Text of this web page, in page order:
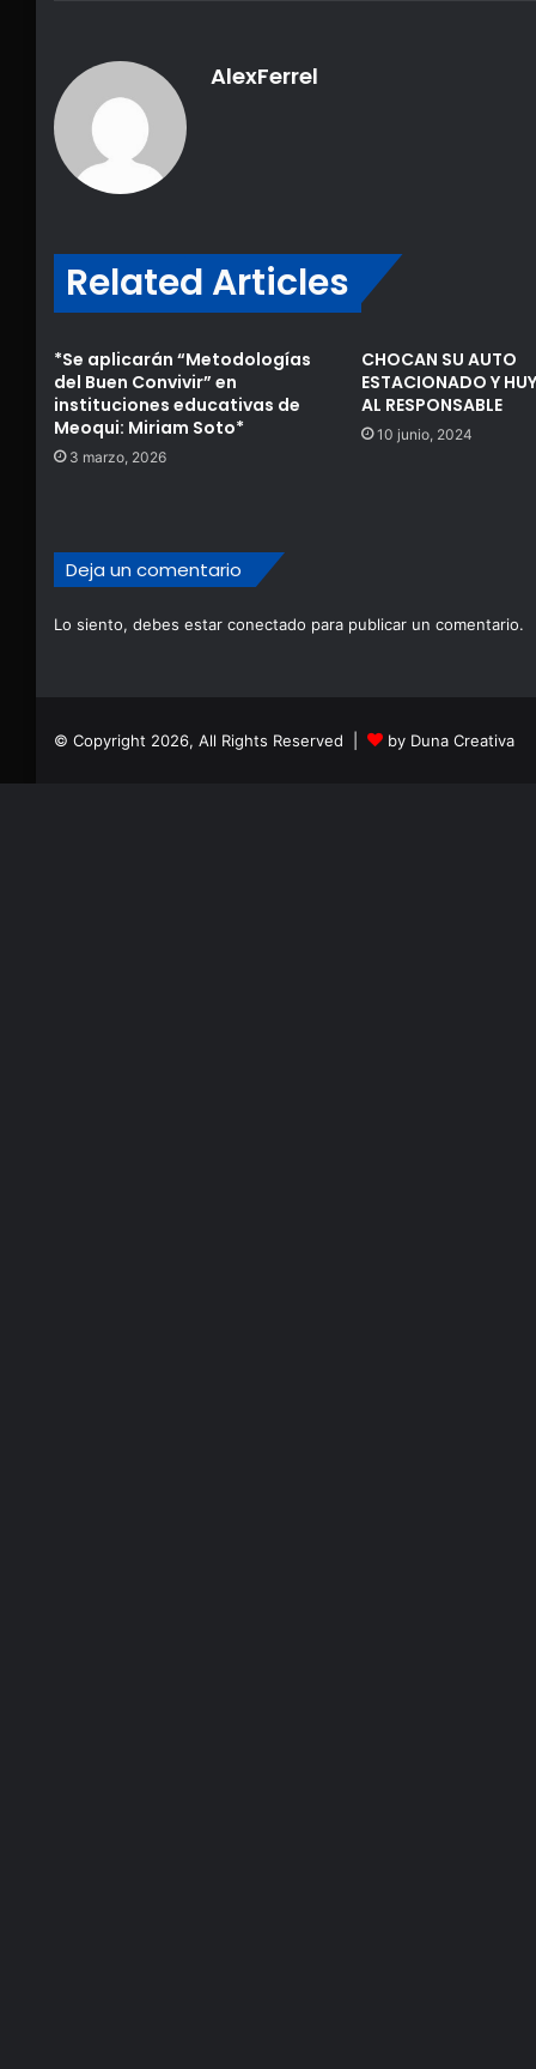
AlexFerrel
Related Articles
*Se aplicarán “Metodologías
del Buen Convivir” en
instituciones educativas de
Meoqui: Miriam Soto*
3 marzo, 2026
CHOCAN SU AUTO
ESTACIONADO Y
AL RESPONSABLE
10 junio, 2024
Deja un comentario
Lo siento, debes estar conectado para publicar un comentario.
© Copyright 2026, All Rights Reserved | by Duna Creativa